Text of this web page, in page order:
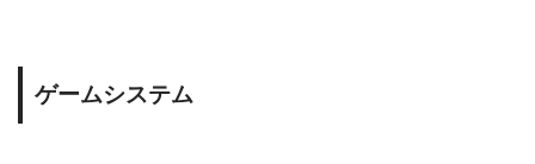
ゲームシステム